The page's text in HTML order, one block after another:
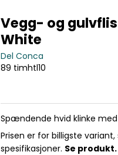
Vegg- og gulvflis
White
Del Conca
89 timhtl10
Spændende hvid klinke
Prisen er for billigste
spesifikasjoner. Se produkt.